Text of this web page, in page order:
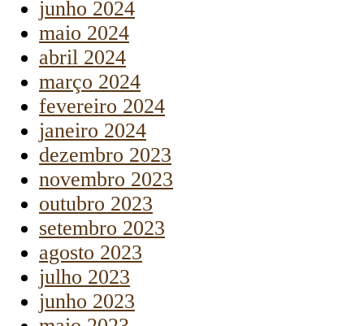
junho 2024
maio 2024
abril 2024
março 2024
fevereiro 2024
janeiro 2024
dezembro 2023
novembro 2023
outubro 2023
setembro 2023
agosto 2023
julho 2023
junho 2023